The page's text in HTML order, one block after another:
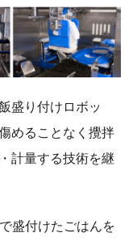
盛り付けロボッ
めることなく攪拌
計量する技術を継
盛付けたごはんを